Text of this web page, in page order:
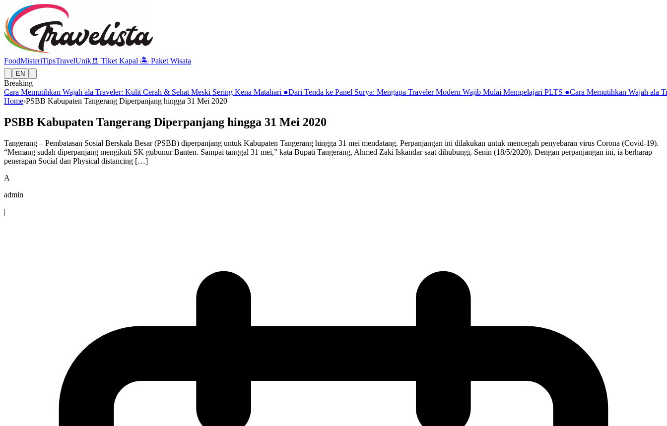
FoodMisteriTipsTravelUnik🚢 Tiket Kapal 🏝️ Paket Wisata
EN
Breaking
Cara Memutihkan Wajah ala Traveler: Kulit Cerah & Sehat Meski Sering Kena Matahari ●Dari Tenda ke Panel Surya: Mengapa Traveler Modern Wajib Mulai Mempelajari PLTS ●Cara Memutihkan Wajah ala
Home›PSBB Kabupaten Tangerang Diperpanjang hingga 31 Mei 2020
PSBB Kabupaten Tangerang Diperpanjang hingga 31 Mei 2020
Tangerang – Pembatasan Sosial Berskala Besar (PSBB) diperpanjang untuk Kabupaten Tangerang hingga 31 mei mendatang. Perpanjangan ini dilakukan untuk mencegah penyebaran virus Corona (Covid-19).
“Memang sudah diperpanjang mengikuti SK gubunur Banten. Sampai tanggal 31 mei,” kata Bupati Tangerang, Ahmed Zaki Iskandar saat dihubungi, Senin (18/5/2020). Dengan perpanjangan ini, ia berharap
penerapan Social dan Physical distancing […]
A
admin
|